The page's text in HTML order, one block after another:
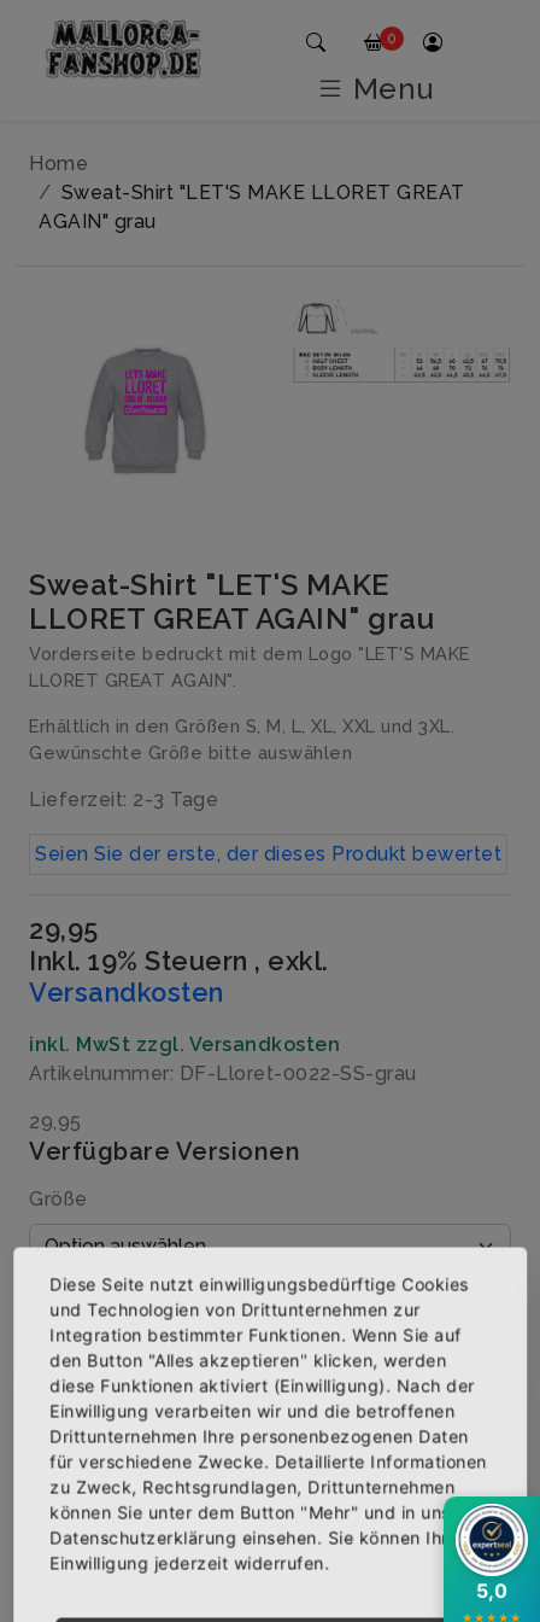
Home
Sweat-Shirt "LET'S MAKE LLORET GREAT
AGAIN" grau
Sweat-Shirt "LET'S MAKE
LLORET GREAT AGAIN" grau
Vorderseite bedruckt mit dem Logo "LET'S MAKE
LLORET GREAT AGAIN".
Erhältlich in den Größen S, M, L, XL, XXL und 3XL.
Gewünschte Größe bitte auswählen
Lieferzeit: 2-3 Tage
Seien Sie der erste, der dieses Produkt bewertet
29,95
Inkl. 19% Steuern , exkl.
Versandkosten
inkl. MwSt zzgl. Versandkosten
Artikelnummer: DF-Lloret-0022-SS-grau
29,95
Verfügbare Versionen
Größe
Menge
IN DEN WARENKORB
AUF DIE WUNSCHLISTE
Abonniere jetzt unseren Newsletter
Bekomme die aktuellsten News über neue
Produkte und zudem einen 10% Gutschein für
deine nächste Bestellung.
0
Menu
5,0
★★★★★
Diese Seite nutzt einwilligungsbedürftige Cookies
und Technologien von Drittunternehmen zur
Integration bestimmter Funktionen. Wenn Sie auf
den Button "Alles akzeptieren" klicken, werden
diese Funktionen aktiviert (Einwilligung). Nach der
Einwilligung verarbeiten wir und die betroffenen
Drittunternehmen Ihre personenbezogenen Daten
für verschiedene Zwecke. Detaillierte Informationen
zu Zweck, Rechtsgrundlagen, Drittunternehmen
können Sie unter dem Button "Mehr" und in unserer
Datenschutzerklärung einsehen. Sie können Ihre
Einwilligung jederzeit widerrufen.